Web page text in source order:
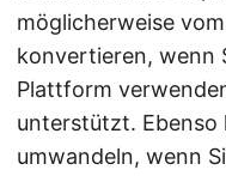
möglicherweise
konvertieren, wenn
Plattform
unterstützt. Ebenso
umwandeln, wenn